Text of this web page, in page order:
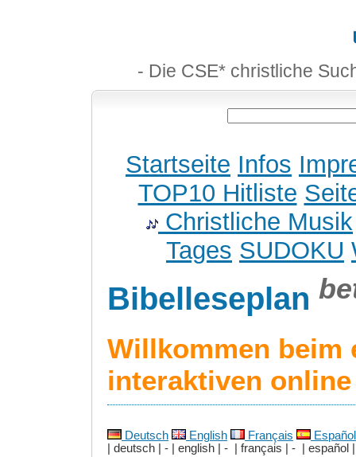
- Die CSE* christliche
Startseite Infos
TOP10 Hitliste
Christliche Musik
Tages SUDOKU
Bibelleseplan
Willkommen beim
interaktiven
Deutsch English Français
Español
| deutsch | - | english | - | français | - | español |